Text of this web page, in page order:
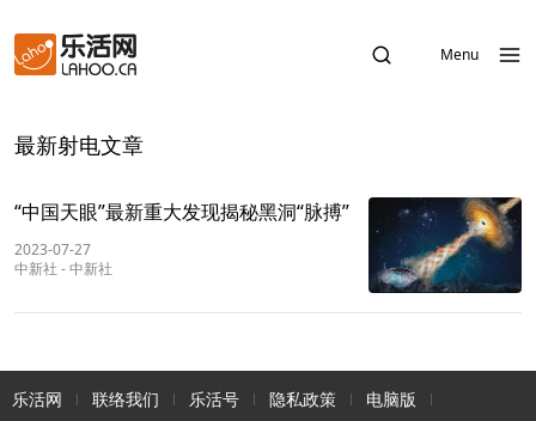
Menu
最新射电文章
“中国天眼”最新重大发现揭秘黑洞“脉搏”
2023-07-27
中新社 -中新社
乐活网 联络我们 乐活号 隐私政策 电脑版